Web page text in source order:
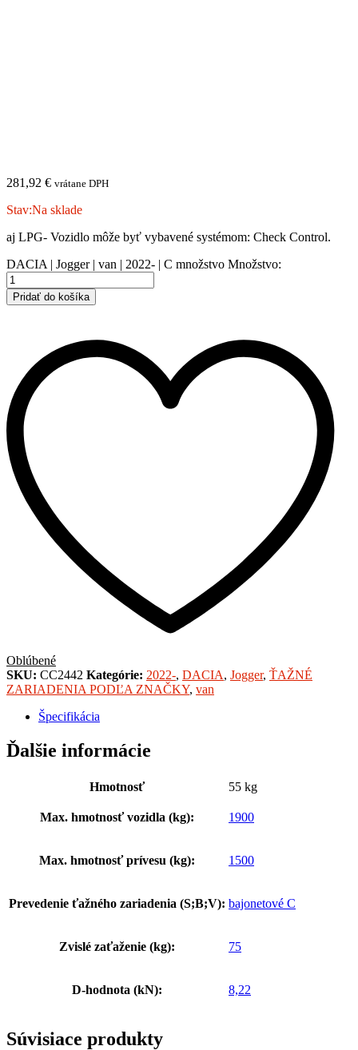
281,92 € vrátane DPH
Stav:Na sklade
aj LPG- Vozidlo môže byť vybavené systémom: Check Control.
DACIA | Jogger | van | 2022- | C množstvo Množstvo:
Pridať do košíka
Oblúbené
SKU: CC2442 Kategórie: 2022-, DACIA, Jogger, ŤAŽNÉ
ZARIADENIA PODĽA ZNAČKY, van
Špecifikácia
Ďalšie informácie
Hmotnosť 55 kg
Max. hmotnosť vozidla (kg): 1900
Max. hmotnosť prívesu (kg): 1500
Prevedenie ťažného zariadenia (S;B;V): bajonetové C
Zvislé zaťaženie (kg): 75
D-hodnota (kN): 8,22
Súvisiace produkty